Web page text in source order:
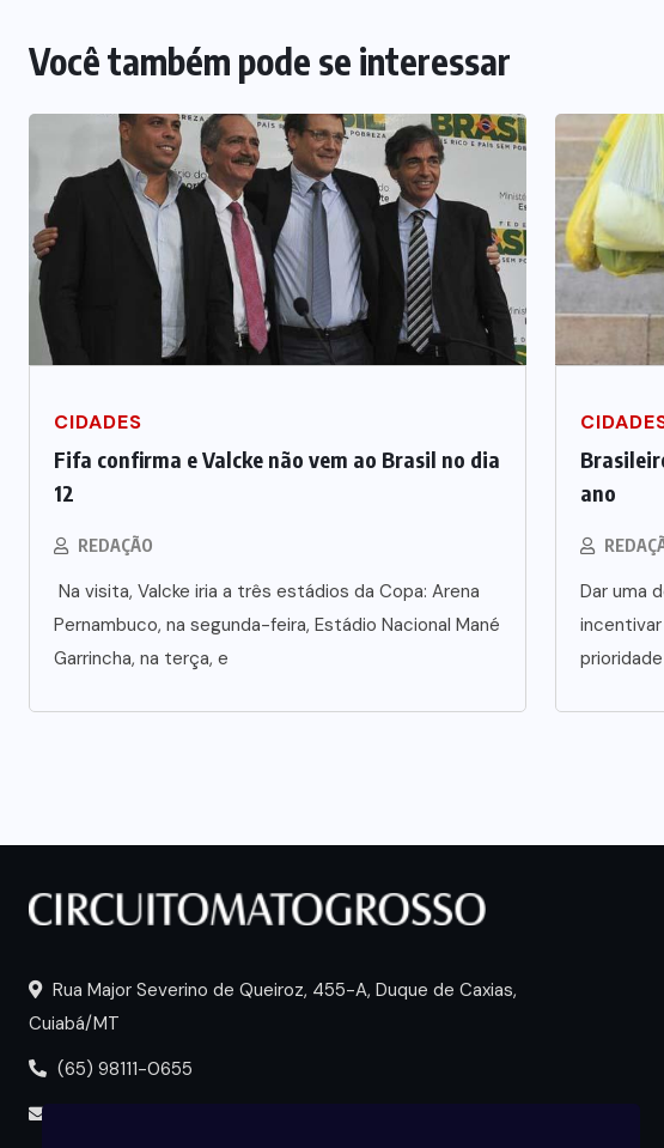
Você também pode se interessar
CIDADES
Fifa confirma e Valcke não vem ao Brasil no dia
12
REDAÇÃO
Na visita, Valcke iria a três estádios da Copa: Arena
Pernambuco, na segunda-feira, Estádio Nacional Mané
Garrincha, na terça, e
ano
Dar uma
Rua Major Severino de Queiroz, 455-A, Duque de Caxias,
Cuiabá/MT
(65) 98111-0655